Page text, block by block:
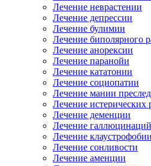
Лечение неврастении
Лечение депрессии
Лечение булимии
Лечение биполярного
Лечение анорексии
Лечение паранойи
Лечение кататонии
Лечение социопатии
Лечение мании
Лечение истерических
Лечение деменции
Лечение галлюцинаций
Лечение клаустрофобии
Лечение сонливости
Лечение аменции